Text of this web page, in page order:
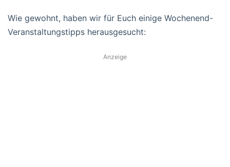
Wie gewohnt, haben wir für Euch einige Wochenend-
Veranstaltungstipps herausgesucht:
Anzeige